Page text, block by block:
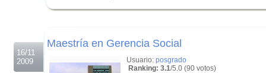
16/11
2009
Maestría en Gerencia Social
Usuario: posgrado
Ranking: 3.1/5.0 (90 votos)